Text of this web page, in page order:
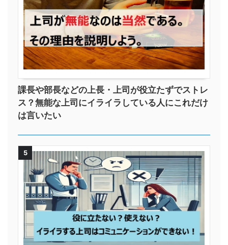
課長や部長などの上長・上司が役立たずでストレ
ス？無能な上司にイライラしている人にこれだけ
は言いたい
5